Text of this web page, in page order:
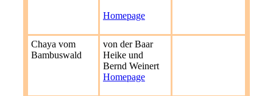
Homepage
Chaya vom
Bambuswald
von der Baar
Heike und
Bernd Weinert
Homepage